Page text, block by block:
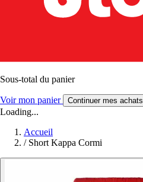
Sous-total du panier
Voir mon panier Continuer mes achats
Loading...
Accueil
/ Short Kappa Cormi